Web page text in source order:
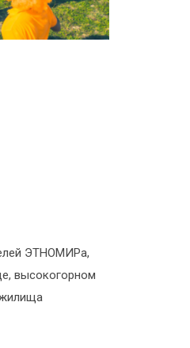
ЭТНОМИРа,
высокогорном
жилища